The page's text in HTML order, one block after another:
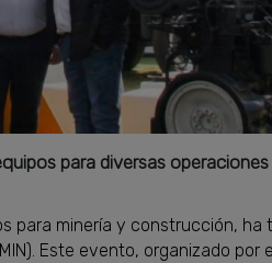
para diversas
para minería y construcción, ha
Este evento, organizado por